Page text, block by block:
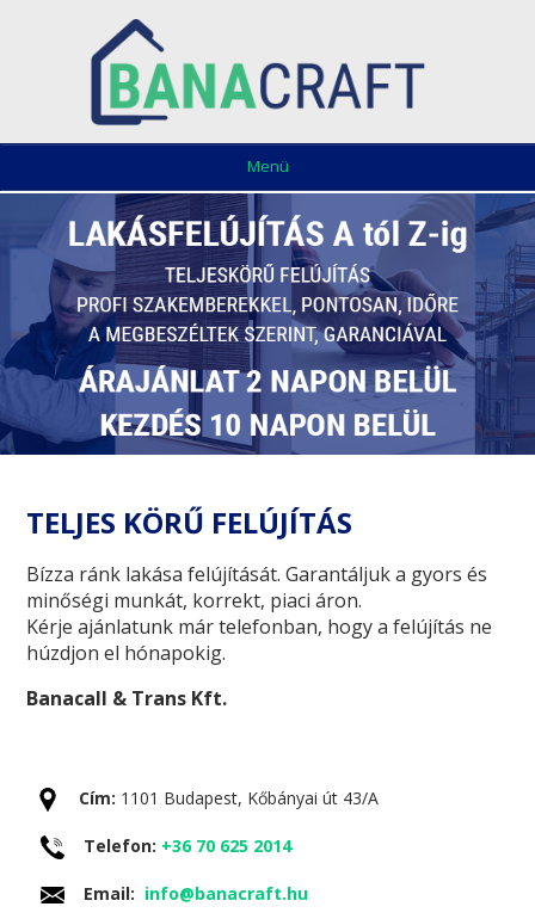
Menü
TELJES KÖRŰ FELÚJÍTÁS
Bízza ránk lakása felújítását. Garantáljuk a gyors és
minőségi munkát, korrekt, piaci áron.
Kérje ajánlatunk már telefonban, hogy a felújítás ne
húzdjon el hónapokig.
Banacall & Trans Kft.
Cím: 1101 Budapest, Kőbányai út 43/A
Telefon: +36 70 625 2014
Email: info@banacraft.hu